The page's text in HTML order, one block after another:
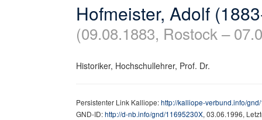
Hofmeister, Adolf
(09.08.1883, Rostock –
Historiker, Hochschullehrer, Prof. Dr.
Persistenter Link Kalliope:http://kalliope-verbund.info/
GND-ID:http://d-nb.info/gnd/11695230X, 03.06.1996,